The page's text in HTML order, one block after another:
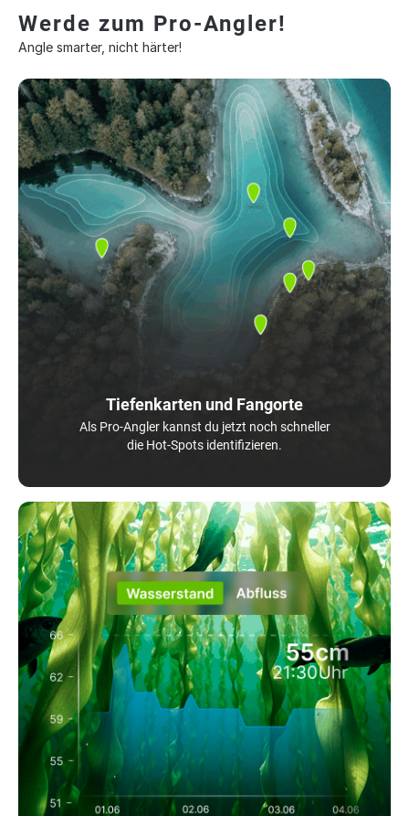
Werde zum Pro-Angler!
Angle smarter, nicht härter!
Tiefenkarten und Fangorte
Als Pro-Angler kannst du jetzt noch schneller
die Hot-Spots identifizieren.